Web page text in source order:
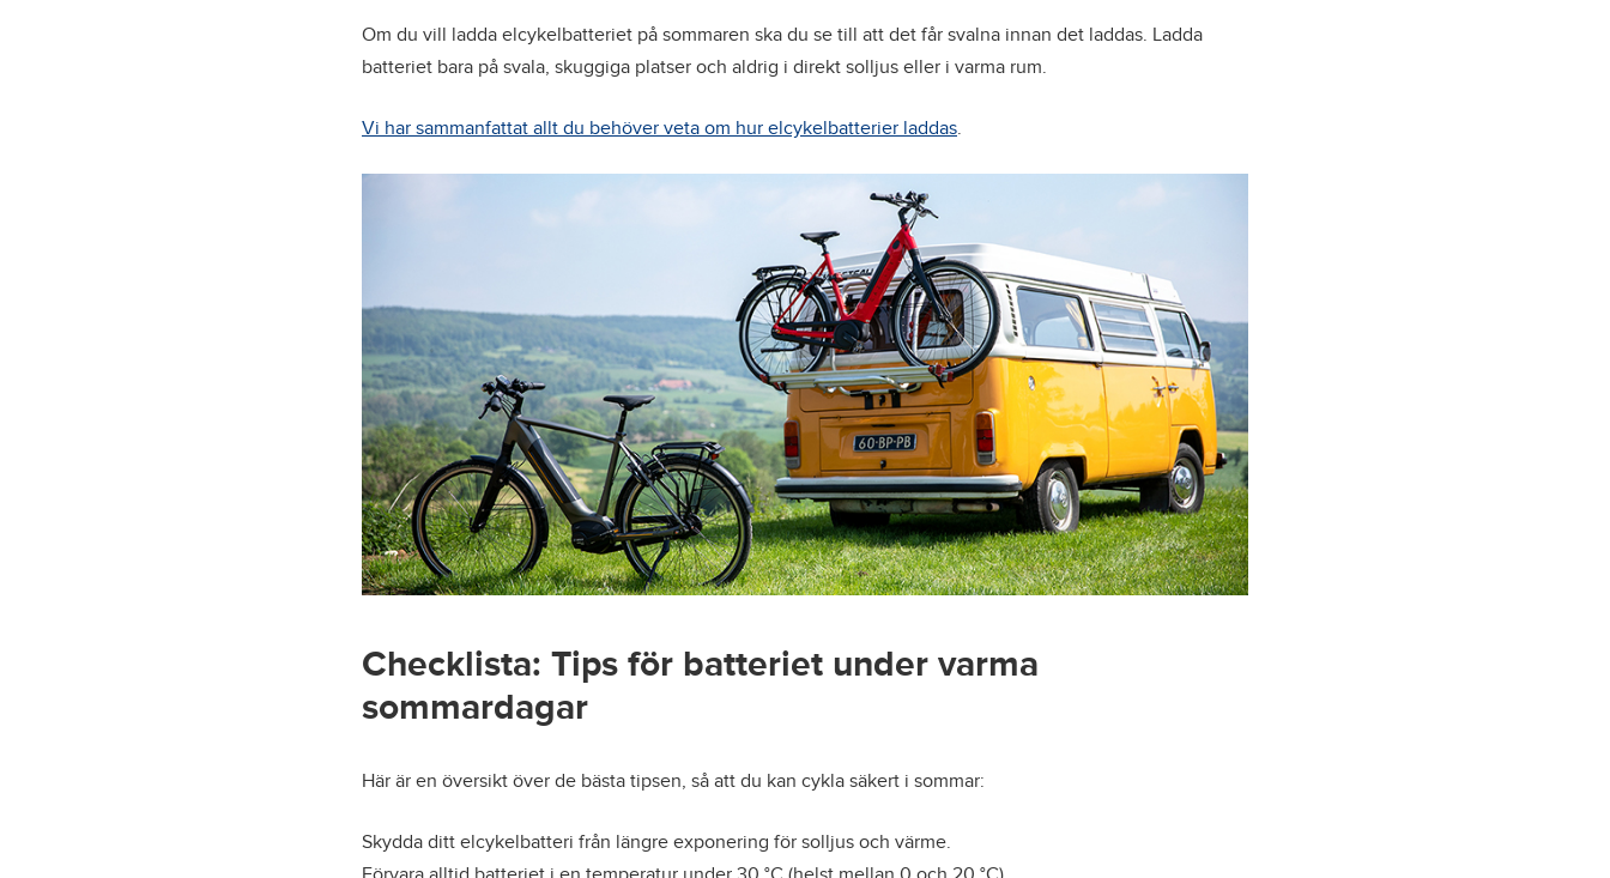
Om du vill ladda elcykelbatteriet på sommaren ska du se till att det får svalna innan det laddas. Ladda
batteriet bara på svala, skuggiga platser och aldrig i direkt solljus eller i varma rum.
Vi har sammanfattat allt du behöver veta om hur elcykelbatterier laddas.
Checklista: Tips för batteriet under varma
sommardagar
Här är en översikt över de bästa tipsen, så att du kan cykla säkert i sommar:
Skydda ditt elcykelbatteri från längre exponering för solljus och värme.